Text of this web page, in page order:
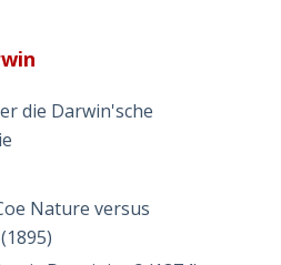
die Darwin'sche
Nature versus